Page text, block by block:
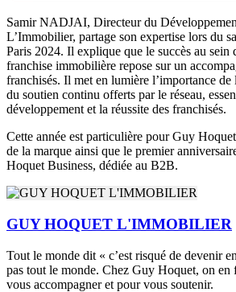
Samir NADJAI, Directeur du
L’Immobilier, partage son expertise lors du
Paris 2024. Il explique que le succès au sein
franchise immobilière repose sur un
franchisés. Il met en lumière l’importance de
du soutien continu offerts par le réseau,
développement et la réussite des franchisés.
Cette année est particulière pour Guy
de la marque ainsi que le premier
Hoquet Business, dédiée au B2B.
GUY HOQUET L'IMMOBILIER
Tout le monde dit « c’est risqué de devenir
pas tout le monde. Chez Guy Hoquet, on
vous accompagner et pour vous soutenir.